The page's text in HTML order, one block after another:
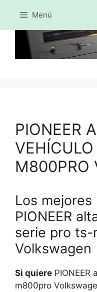
Saltar
al
contenido
Menú
PIONEER
M800PRO
Los
PIONEER
serie pro ts-
Volkswagen
Si quiere
m800pro